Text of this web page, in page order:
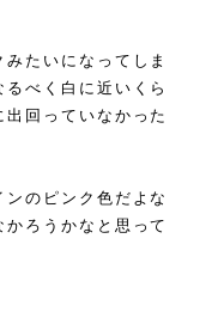
たいになってしま
べく白に近いくら
回っていなかった
のピンク色だよな
ろうかなと思って